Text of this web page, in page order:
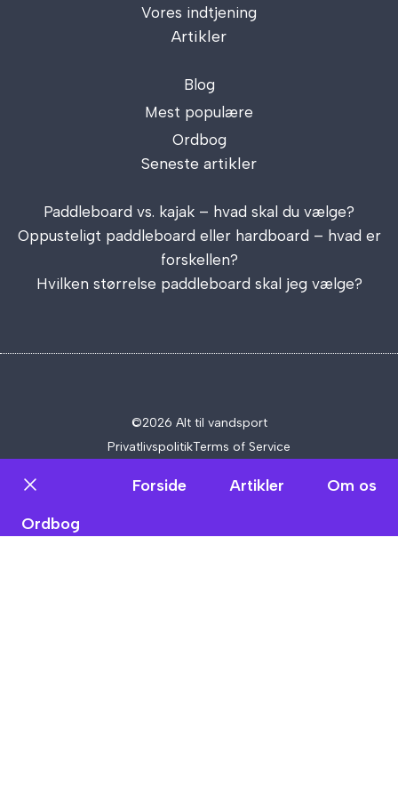
Vores indtjening
Artikler
Blog
Mest populære
Ordbog
Seneste artikler
Paddleboard vs. kajak – hvad skal du vælge?
Oppusteligt paddleboard eller hardboard – hvad er
forskellen?
Hvilken størrelse paddleboard skal jeg vælge?
©2026 Alt til vandsport
PrivatlivspolitikTerms of Service
Forside Artikler
Om os
Ordbog